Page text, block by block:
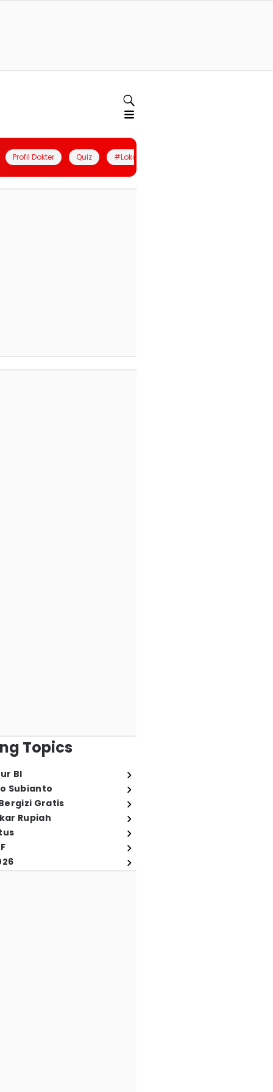
Profil Dokter Quiz #LokalBerdaya
Topics
BI
Subianto
Gratis
Rupiah